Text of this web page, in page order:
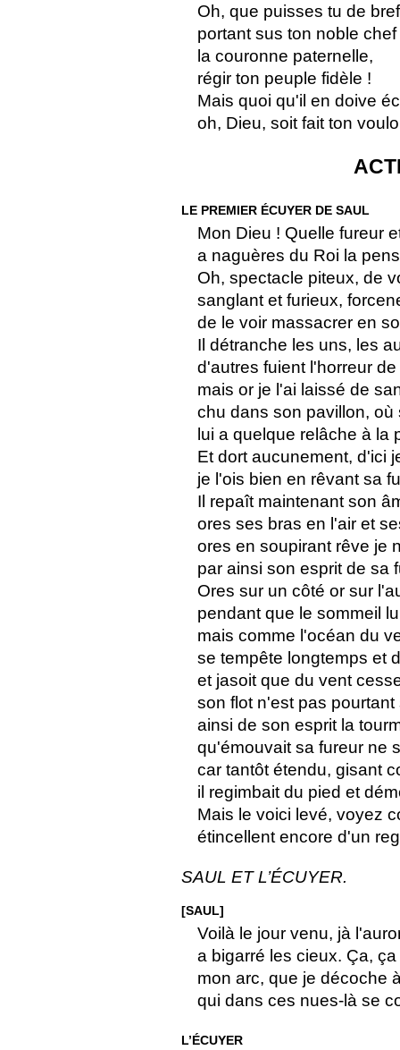
Oh, que puisses tu de
portant sus ton noble chef
la couronne paternelle,
régir ton peuple fidèle !
Mais quoi qu'il en doive
oh, Dieu, soit fait ton
LE PREMIER ÉCUYER DE SAUL
Mon Dieu ! Quelle fureur
a naguères du Roi la
Oh, spectacle piteux, de
sanglant et furieux,
de le voir massacrer en
Il détranche les uns, les
d'autres fuient l'horreur
mais or je l'ai laissé de
chu dans son pavillon, où
lui a quelque relâche à la
Et dort aucunement, d'ici
je l'ois bien en rêvant sa
Il repaît maintenant son
ores ses bras en l'air et
ores en soupirant rêve je
par ainsi son esprit de sa
Ores sur un côté or sur
pendant que le sommeil
mais comme l'océan du
se tempête longtemps et
et jasoit que du vent
son flot n'est pas
ainsi de son esprit la
qu'émouvait sa fureur ne
car tantôt étendu, gisant
il regimbait du pied et
Mais le voici levé, voyez
étincellent encore d'un
SAUL ET L’ÉCUYER.
[SAUL]
Voilà le jour venu, jà
a bigarré les cieux. Ça,
mon arc, que je décoche
qui dans ces nues-là se
L’ÉCUYER